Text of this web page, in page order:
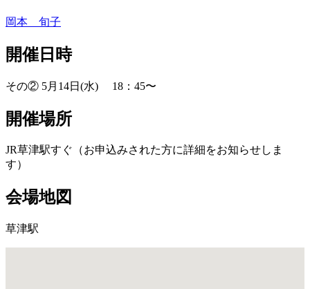
岡本 旬子
開催日時
その② 5月14日(水) 18：45〜
開催場所
JR草津駅すぐ（お申込みされた方に詳細をお知らせしま
す）
会場地図
草津駅